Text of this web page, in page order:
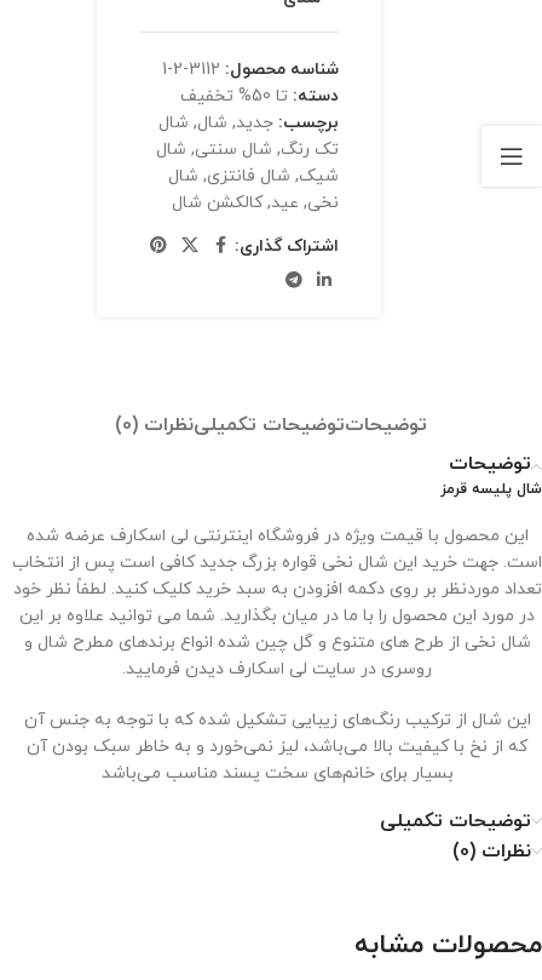
شناسه محصول: 3112-2-1
دسته: تا 50% تخفیف
برچسب: جدید, شال, شال
تک رنگ, شال سنتی, شال
شیک, شال فانتزی, شال
نخی, عید, کالکشن شال
اشتراک گذاری:
توضیحاتتوضیحات تکمیلینظرات (0)
توضیحات
شال پلیسه قرمز
این محصول با قیمت ویژه در فروشگاه اینترنتی لی اسکارف عرضه شده
است. جهت خرید این شال نخی قواره بزرگ جدید کافی است پس از انتخاب
تعداد موردنظر بر روی دکمه افزودن به سبد خرید کلیک کنید. لطفاً نظر خود
در مورد این محصول را با ما در میان بگذارید. شما می توانید علاوه بر این
شال نخی از طرح های متنوع و گل چین شده انواع برندهای مطرح شال و
روسری در سایت لی اسکارف دیدن فرمایید.
این شال از ترکیب رنگ‌های زیبایی تشکیل شده که با توجه به جنس آن
که از نخ با کیفیت بالا می‌باشد، لیز نمی‌خورد و به خاطر سبک بودن آن
بسیار برای خانم‌های سخت پسند مناسب می‌باشد
۱. با دمای کم اتو شود.
توضیحات تکمیلی
نظرات (0)
محصولات مشابه